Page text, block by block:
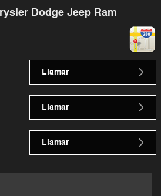
Dodge Jeep Ram
Llamar
Llamar
Llamar